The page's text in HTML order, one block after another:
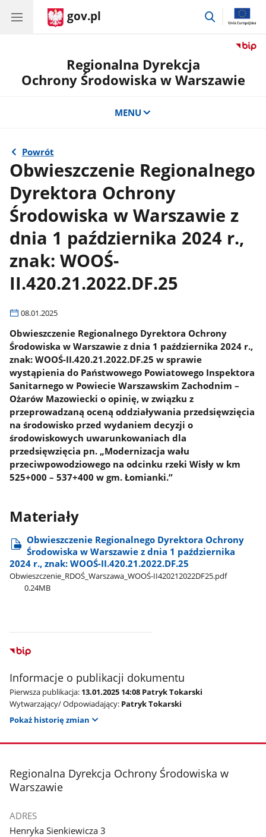
gov.pl
przejdź
Regionalna Dyrekcja
Ochrony Środowiska w Warszawie
MENU
Powrót
Obwieszczenie Regionalnego
Dyrektora Ochrony
Środowiska w Warszawie z
dnia 1 października 2024 r.,
znak: WOOŚ-
II.420.21.2022.DF.25
08.01.2025
Obwieszczenie Regionalnego Dyrektora Ochrony
Środowiska w Warszawie z dnia 1 października 2024 r.,
znak: WOOŚ-II.420.21.2022.DF.25 w sprawie
wystąpienia do Państwowego Powiatowego Inspektora
Sanitarnego w Powiecie Warszawskim Zachodnim –
Ożarów Mazowiecki o opinię, w związku z
przeprowadzaną oceną oddziaływania przedsięwzięcia
na środowisko przed wydaniem decyzji o
środowiskowych uwarunkowaniach dla
przedsięwzięcia pn. „Modernizacja wału
przeciwpowodziowego na odcinku rzeki Wisły w km
525+000 – 537+400 w gm. Łomianki.”
Materiały
Obwieszczenie Regionalnego Dyrektora Ochrony
Środowiska w Warszawie z dnia 1 października
2024 r., znak: WOOŚ-II.420.21.2022.DF.25
Obwieszczenie​_RDOŚ​_Warszawa​_WOOŚ-II420212022DF25.pdf
0.24MB
Informacje o publikacji dokumentu
Pierwsza publikacja: 13.01.2025 14:08 Patryk Tokarski
Wytwarzający/ Odpowiadający: Patryk Tokarski
Pokaż historię zmian
stopka
Regionalna Dyrekcja Ochrony Środowiska w
Warszawie
ADRES
Henryka Sienkiewicza 3